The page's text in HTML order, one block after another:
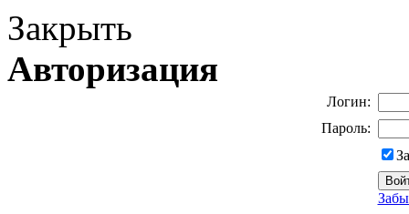
Закрыть
Авторизация
Логин:
Пароль: